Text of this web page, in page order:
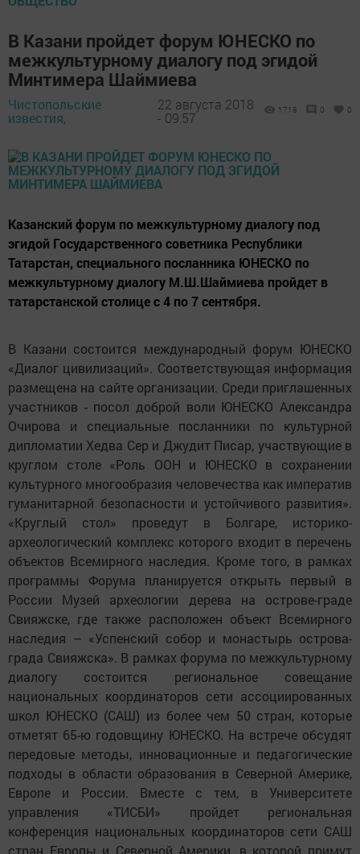
В Казани пройдет форум ЮНЕСКО по
межкультурному диалогу под эгидой
Минтимера Шаймиева
Чистопольские
известия,
22 августа 2018
- 09:57
1718 0 0
Казанский форум по межкультурному диалогу под
эгидой Государственного советника Республики
Татарстан, специального посланника ЮНЕСКО по
межкультурному диалогу М.Ш.Шаймиева пройдет в
татарстанской столице с 4 по 7 сентября.
В Казани состоится международный форум ЮНЕСКО
«Диалог цивилизаций». Соответствующая информация
размещена на сайте организации. Среди приглашенных
участников - посол доброй воли ЮНЕСКО Александра
Очирова и специальные посланники по культурной
дипломатии Хедва Сер и Джудит Писар, участвующие в
круглом столе «Роль ООН и ЮНЕСКО в сохранении
культурного многообразия человечества как императив
гуманитарной безопасности и устойчивого развития».
«Круглый стол» проведут в Болгаре, историко-
археологический комплекс которого входит в перечень
объектов Всемирного наследия. Кроме того, в рамках
программы Форума планируется открыть первый в
России Музей археологии дерева на острове-граде
Свияжске, где также расположен объект Всемирного
наследия – «Успенский собор и монастырь острова-
града Свияжска». В рамках форума по межкультурному
диалогу состоится региональное совещание
национальных координаторов сети ассоциированных
школ ЮНЕСКО (САШ) из более чем 50 стран, которые
отметят 65-ю годовщину ЮНЕСКО. На встрече обсудят
передовые методы, инновационные и педагогические
подходы в области образования в Северной Америке,
Европе и России. Вместе с тем, в Университете
управления «ТИСБИ» пройдет региональная
конференция национальных координаторов сети САШ
стран Европы и Северной Америки, в которой примут